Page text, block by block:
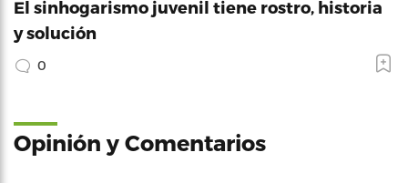
El sinhogarismo juvenil tiene rostro, historia
y solución
0
Opinión y Comentarios